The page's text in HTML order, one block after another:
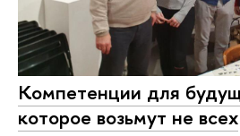
Компетенции для
которое возьмут не всех